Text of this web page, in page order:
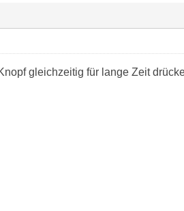
gleichzeitig für lange Zeit